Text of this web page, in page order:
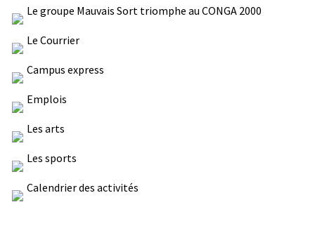
Le groupe Mauvais Sort triomphe au CONGA 2000
Le Courrier
Campus express
Emplois
Les arts
Les sports
Calendrier des activités